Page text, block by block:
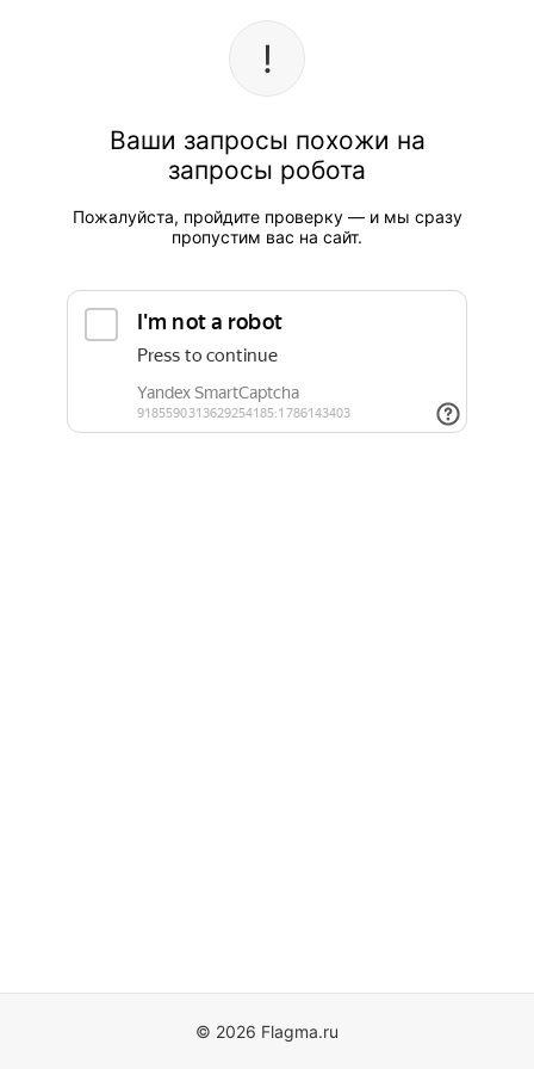
Ваши запросы похожи на
запросы робота
Пожалуйста, пройдите проверку — и мы сразу
пропустим вас на сайт.
© 2026 Flagma.ru